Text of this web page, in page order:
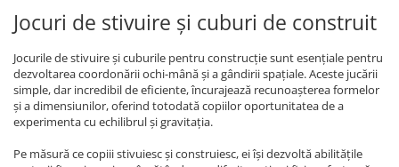
Jocuri de stivuire și cuburi de construit
Jocurile de stivuire și cuburile pentru construcție sunt esențiale pentru
dezvoltarea coordonării ochi-mână și a gândirii spațiale. Aceste jucării
simple, dar incredibil de eficiente, încurajează recunoașterea formelor
și a dimensiunilor, oferind totodată copiilor oportunitatea de a
experimenta cu echilibrul și gravitația.
Pe măsură ce copiii stivuiesc și construiesc, ei își dezvoltă abilitățile